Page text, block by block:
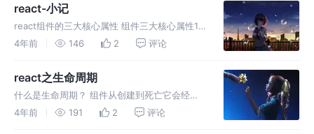
react-小记
react组件的三大核心属性 组件三大核心属性1:
state state是组件对象最重要的属性, 值是对象
为"状态机", 通过更新组件的state来
4年前 146 2 评论
react之生命周期
什么是生命周期？ 组件从创建到死亡它会经历
一些特定的阶段。 React组件中包含一系列勾子
4年前 191 2 评论